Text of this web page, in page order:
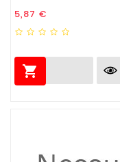
Prezzo
5,87 €
